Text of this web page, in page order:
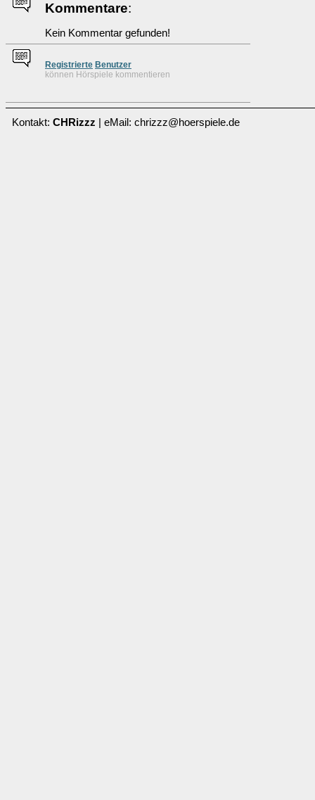
Kommentare:
Kein Kommentar gefunden!
Registrierte Benutzer
können Hörspiele kommentieren
Kontakt: CHRizzz | eMail: chrizzz@hoerspiele.de